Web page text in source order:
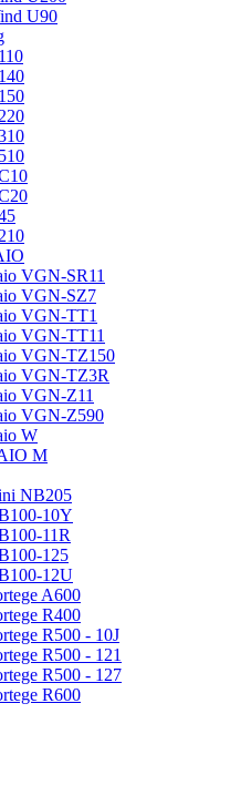
U90
VGN-SR11
VGN-SZ7
VGN-TT1
VGN-TT11
VGN-TZ150
VGN-TZ3R
VGN-Z11
VGN-Z590
W
M
NB205
10Y
11R
125
12U
A600
R400
R500 - 10J
R500 - 121
R500 - 127
R600